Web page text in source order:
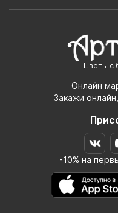
Цветы с
Онлайн
Закажи
-10% на